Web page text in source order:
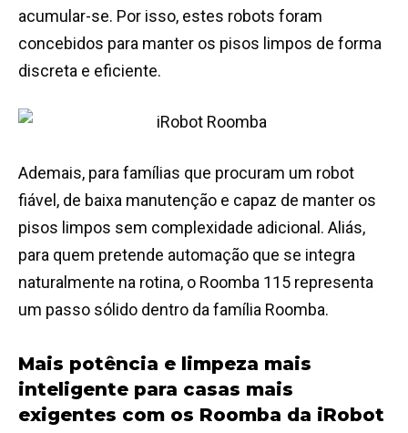
acumular-se. Por isso, estes robots foram
concebidos para manter os pisos limpos de forma
discreta e eficiente.
Ademais, para famílias que procuram um robot
fiável, de baixa manutenção e capaz de manter os
pisos limpos sem complexidade adicional. Aliás,
para quem pretende automação que se integra
naturalmente na rotina, o Roomba 115 representa
um passo sólido dentro da família Roomba.
Mais potência e limpeza mais
inteligente para casas mais
exigentes com os Roomba da iRobot